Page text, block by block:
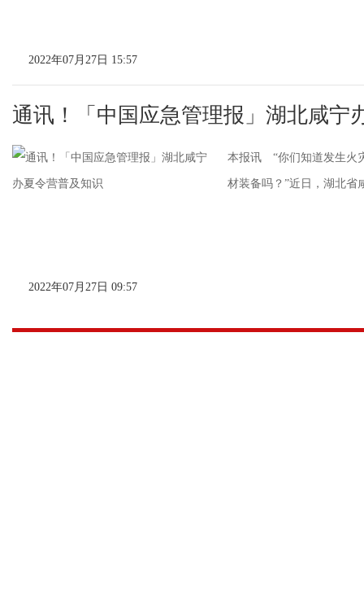
2022年07月27日 15:57
通讯！「中国应急管理报」湖北咸宁
本报讯 “你们知道发生火
材装备吗？”近日，湖北省
2022年07月27日 09:57